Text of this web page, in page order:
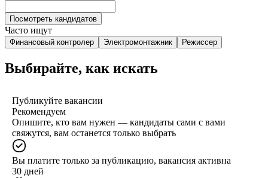
Посмотреть кандидатов
Часто ищут
Финансовый контролер Электромонтажник Режиссер
Выбирайте, как искать
Публикуйте вакансии
Рекомендуем
Опишите, кто вам нужен — кандидаты сами с вами
свяжутся, вам останется только выбрать
Вы платите только за публикацию, вакансия активна
30 дней